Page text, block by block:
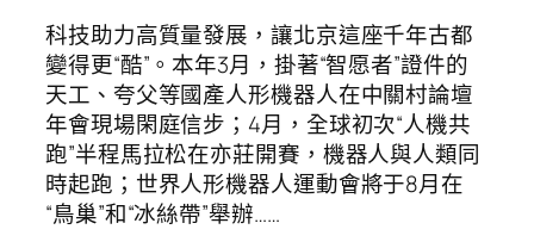
科技助力高質量發展，讓北京這座千年古都
變得更“酷”。本年3月，掛著“智愿者”證件的
天工、夸父等國產人形機器人在中關村論壇
年會現場閑庭信步；4月，全球初次“人機共
跑”半程馬拉松在亦莊開賽，機器人與人類同
時起跑；世界人形機器人運動會將于8月在
“鳥巢”和“冰絲帶”舉辦……